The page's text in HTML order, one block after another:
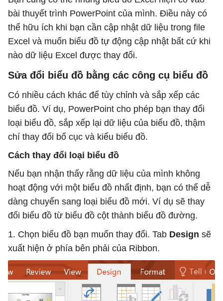
bài thuyết trình PowerPoint của mình. Điều này có
thể hữu ích khi bạn cần cập nhật dữ liệu trong file
Excel và muốn biểu đồ tự động cập nhật bất cứ khi
nào dữ liệu Excel được thay đổi.
Sửa đổi biểu đồ bằng các công cụ biểu đồ
Có nhiều cách khác để tùy chỉnh và sắp xếp các
biểu đồ. Ví dụ, PowerPoint cho phép bạn thay đổi
loại biểu đồ, sắp xếp lại dữ liệu của biểu đồ, thậm
chí thay đổi bố cục và kiểu biểu đồ.
Cách thay đổi loại biểu đồ
Nếu bạn nhận thấy rằng dữ liệu của mình không
hoạt động với một biểu đồ nhất định, bạn có thể dễ
dàng chuyển sang loại biểu đồ mới. Ví dụ sẽ thay
đổi biểu đồ từ biểu đồ cột thành biểu đồ đường.
1. Chọn biểu đồ bạn muốn thay đổi. Tab Design sẽ
xuất hiện ở phía bên phải của Ribbon.